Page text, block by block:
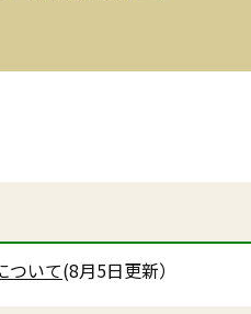
ついて(8月5日更新）